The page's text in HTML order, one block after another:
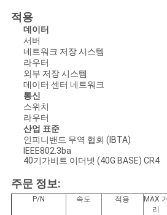
보
적용
데이터
서버
네트워크 저장 시스템
라우터
외부 저장 시스템
데이터 센터 네트워크
통신
스위치
라우터
산업 표준
인피니밴드 무역 협회 (IBTA)
IEEE802.3ba
40기가비트 이더넷 (40G BASE) CR4
주문 정보:
P/N 속도 적용
MAX 거
리